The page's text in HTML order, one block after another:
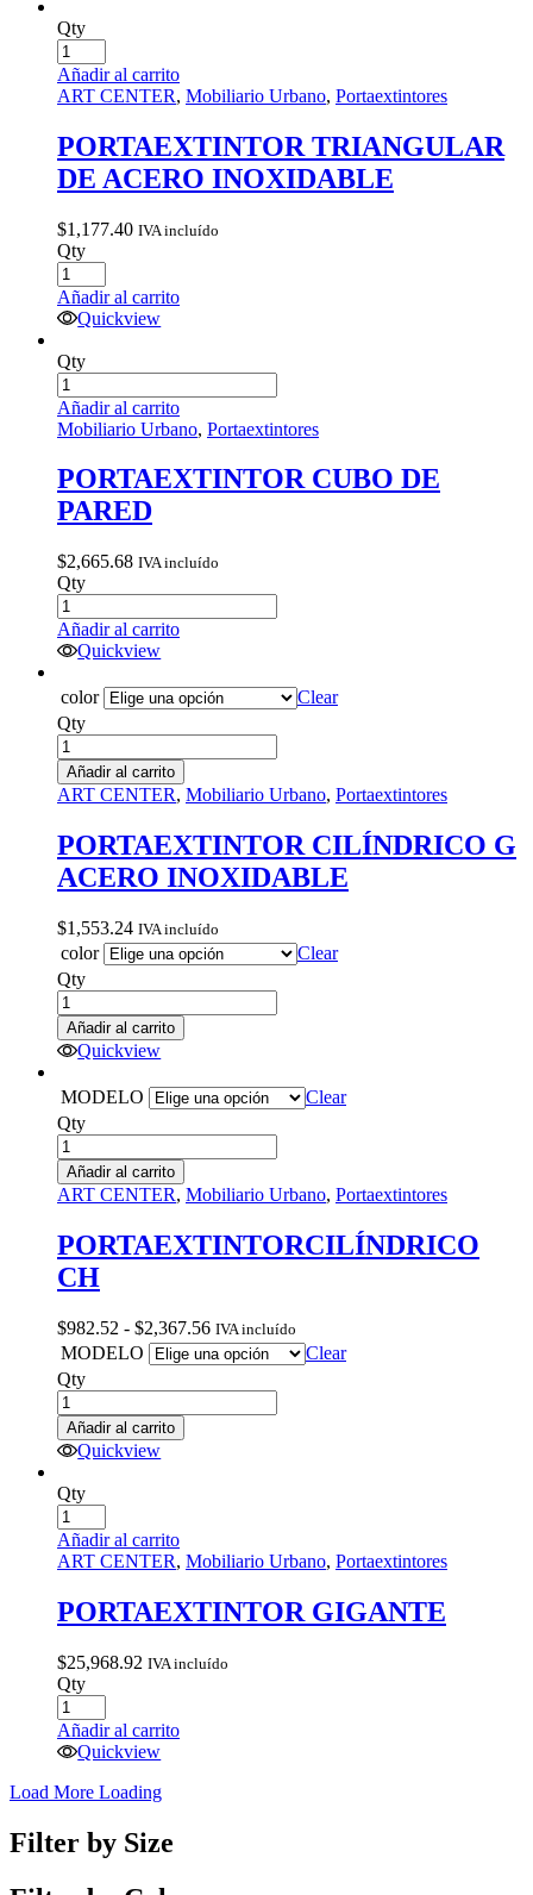
Qty
Añadir al carrito
ART CENTER, Mobiliario Urbano, Portaextintores
PORTAEXTINTOR TRIANGULAR
DE ACERO INOXIDABLE
$1,177.40 IVA incluído
Qty
Añadir al carrito
Quickview
Qty
Añadir al carrito
Mobiliario Urbano, Portaextintores
PORTAEXTINTOR CUBO DE
PARED
$2,665.68 IVA incluído
Qty
Añadir al carrito
Quickview
color
Clear
Qty
Añadir al carrito
ART CENTER, Mobiliario Urbano, Portaextintores
PORTAEXTINTOR CILÍNDRICO G
ACERO INOXIDABLE
$1,553.24 IVA incluído
color
Clear
Qty
Añadir al carrito
Quickview
MODELO
Clear
Qty
Añadir al carrito
ART CENTER, Mobiliario Urbano, Portaextintores
PORTAEXTINTORCILÍNDRICO
CH
$982.52 - $2,367.56Rango
de
precios:
desde
$982.52
IVA incluído
MODELO
Clear
Qty
Añadir al carrito
Quickview
Qty
Añadir al carrito
ART CENTER, Mobiliario Urbano, Portaextintores
PORTAEXTINTOR GIGANTE
$25,968.92 IVA incluído
Qty
Añadir al carrito
Quickview
Load More Loading
Filter by Size